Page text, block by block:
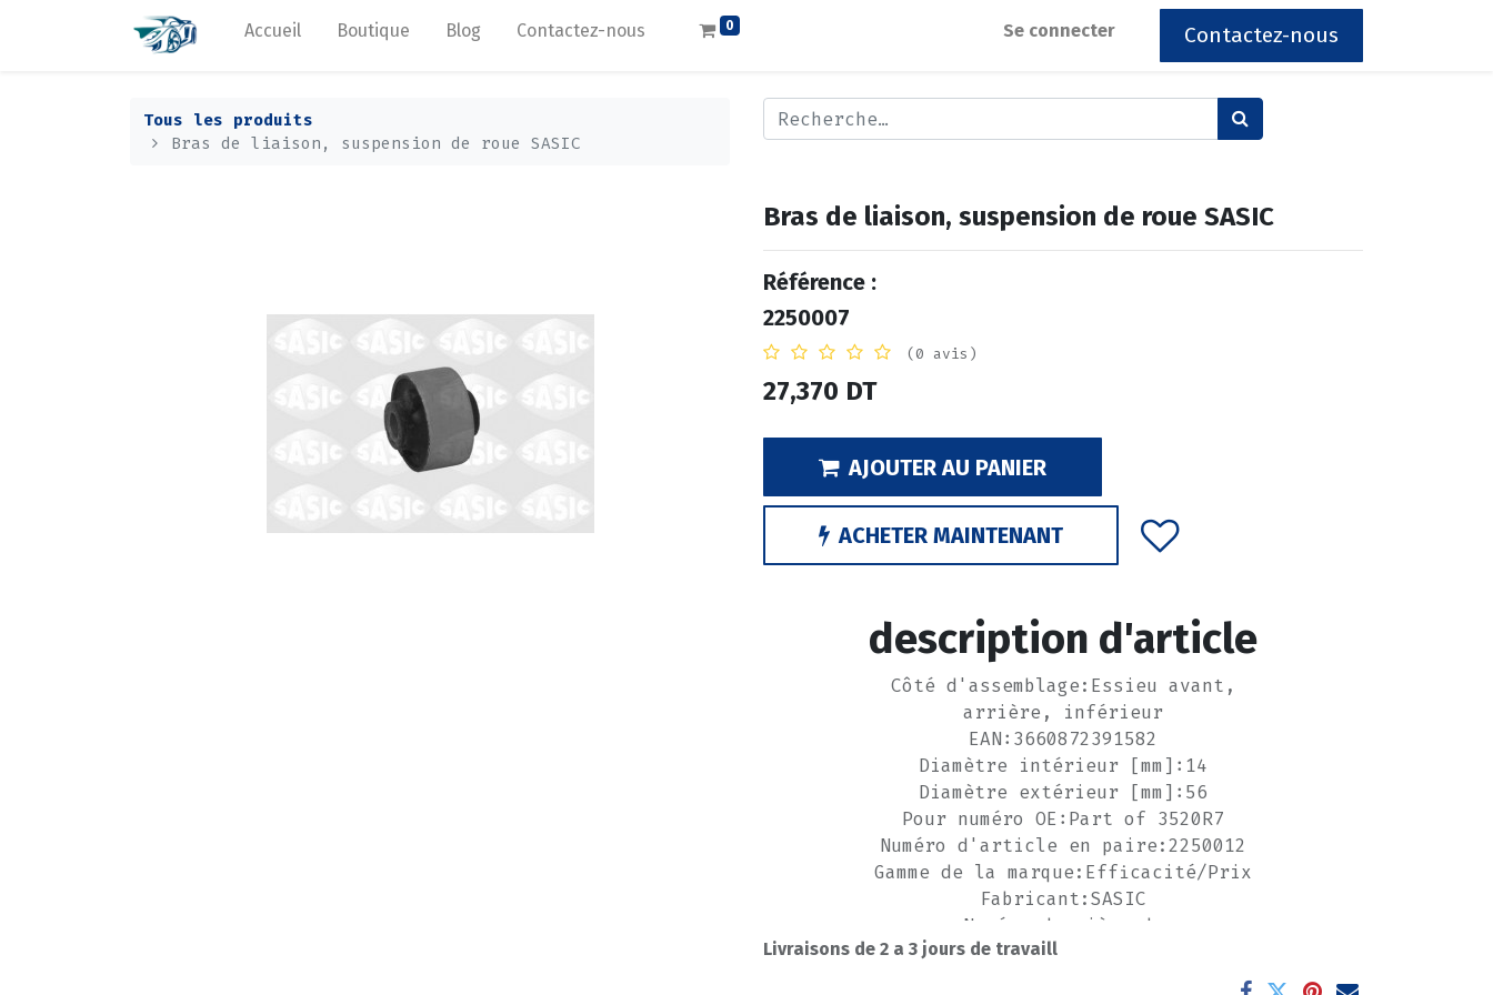
Accueil Boutique Blog Contactez-nous 0 Se connecter Contactez-nous
Tous les produits
Bras de liaison, suspension de roue SASIC
Bras de liaison, suspension de roue SASIC
Référence :
2250007
(0 avis)
27,370 DT
AJOUTER AU PANIER
ACHETER MAINTENANT
description d'article
Côté d'assemblage:Essieu avant,
arrière, inférieur
EAN:3660872391582
Diamètre intérieur [mm]:14
Diamètre extérieur [mm]:56
Pour numéro OE:Part of 3520R7
Numéro d'article en paire:2250012
Gamme de la marque:Efficacité/Prix
Fabricant:SASIC
Numéro de pièce du
fabricant:2250007
-----------------------------------
Livraisons de 2 a 3 jours de travaill